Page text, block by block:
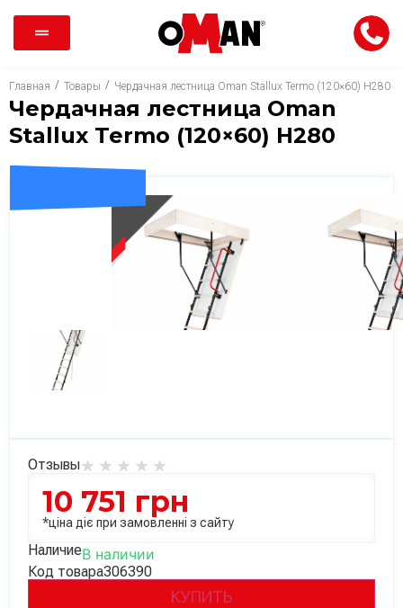
Главная / Товары / Чердачная лестница Oman Stallux Termo (120×60) H280
Чердачная лестница Oman
Stallux Termo (120×60) H280
Отзывы
10 751 грн
*ціна діє при замовленні з сайту
НаличиеВ наличии
Код товара306390
КУПИТЬ